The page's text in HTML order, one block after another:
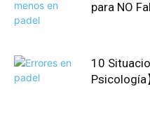
para NO
10
Psicología